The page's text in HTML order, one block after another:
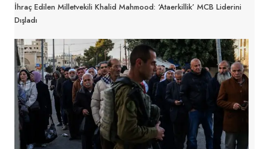
İhraç Edilen Milletvekili Khalid Mahmood: ‘Ataerkillik’ MCB Liderini
Dışladı